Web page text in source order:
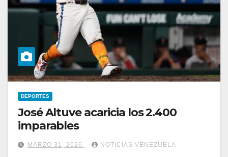
DEPORTES
José Altuve acaricia los 2.400
imparables
MARZO 31, 2026 NOTICIAS VENEZUELA